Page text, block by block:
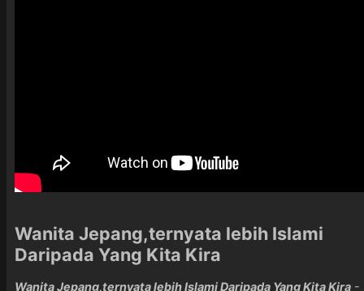
Wanita Jepang,ternyata lebih Islami
Daripada Yang Kita Kira
Wanita Jepang,ternyata lebih Islami Daripada Yang Kita Kira -